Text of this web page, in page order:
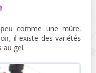
comme une mûre.
il existe des variétés
au gel.